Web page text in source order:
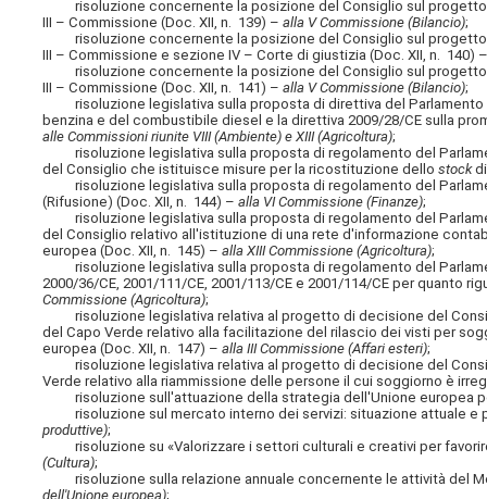
risoluzione concernente la posizione del Consiglio sul progetto
III – Commissione (Doc. XII, n. 139) –alla V Commissione (Bilancio);
risoluzione concernente la posizione del Consiglio sul progetto
III – Commissione e sezione IV – Corte di giustizia (Doc. XII, n. 140)
risoluzione concernente la posizione del Consiglio sul progetto
III – Commissione (Doc. XII, n. 141) –alla V Commissione (Bilancio);
risoluzione legislativa sulla proposta di direttiva del Parlamento
benzina e del combustibile diesel e la direttiva 2009/28/CE sulla
alle Commissioni riunite VIII (Ambiente) e XIII (Agricoltura);
risoluzione legislativa sulla proposta di regolamento del
del Consiglio che istituisce misure per la ricostituzione dellostockdi
risoluzione legislativa sulla proposta di regolamento del
(Rifusione) (Doc. XII, n. 144) –alla VI Commissione (Finanze);
risoluzione legislativa sulla proposta di regolamento del
del Consiglio relativo all'istituzione di una rete d'informazione
europea (Doc. XII, n. 145) –alla XIII Commissione (Agricoltura);
risoluzione legislativa sulla proposta di regolamento del
2000/36/CE, 2001/111/CE, 2001/113/CE e 2001/114/CE per quanto
Commissione (Agricoltura);
risoluzione legislativa relativa al progetto di decisione del
del Capo Verde relativo alla facilitazione del rilascio dei visti per
europea (Doc. XII, n. 147) –alla III Commissione (Affari esteri);
risoluzione legislativa relativa al progetto di decisione del
Verde relativo alla riammissione delle persone il cui soggiorno è
risoluzione sull'attuazione della strategia dell'Unione europea
risoluzione sul mercato interno dei servizi: situazione attuale e
produttive);
risoluzione su «Valorizzare i settori culturali e creativi per
(Cultura);
risoluzione sulla relazione annuale concernente le attività del
dell'Unione europea);